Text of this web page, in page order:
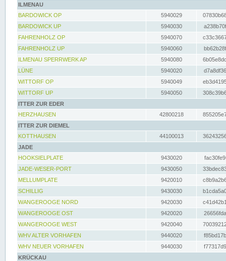
ILMENAU
BARDOWICK OP
5940029
BARDOWICK UP
5940030
FAHRENHOLZ OP
5940070
FAHRENHOLZ UP
5940060
ILMENAU SPERRWERK AP
5940080
LÜNE
5940020
WITTORF OP
5940049
WITTORF UP
5940050
ITTER ZUR EDER
HERZHAUSEN
42800218
ITTER ZUR DIEMEL
KOTTHAUSEN
44100013
JADE
HOOKSIELPLATE
9430020
JADE-WESER-PORT
9430050
MELLUMPLATE
9420010
SCHILLIG
9430030
WANGEROOGE NORD
9420030
WANGEROOGE OST
9420020
WANGEROOGE WEST
9420040
WHV ALTER VORHAFEN
9440020
WHV NEUER VORHAFEN
9440030
KRÜCKAU